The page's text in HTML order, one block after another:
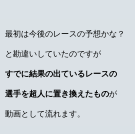
最初は今後のレースの予想かな？
と勘違いしていたのですが
すでに結果の出ているレースの
選手を超人に置き換えたものが
動画として流れます。